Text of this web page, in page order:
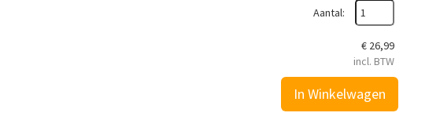
Aantal:
€ 26,99
incl. BTW
In Winkelwagen